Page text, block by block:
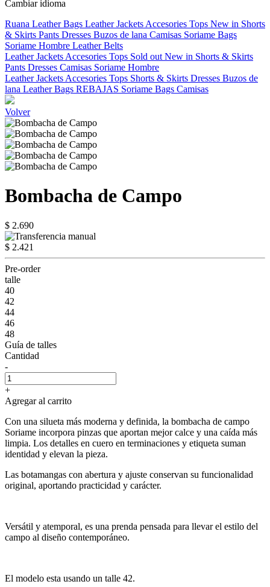
Cambiar idioma
Ruana Leather Bags Leather Jackets Accesories Tops New in Shorts
& Skirts Pants Dresses Buzos de lana Camisas Soriame Bags
Soriame Hombre Leather Belts
Leather Jackets Accesories Tops Sold out New in Shorts & Skirts
Pants Dresses Camisas Soriame Hombre
Leather Jackets Accesories Tops Shorts & Skirts Dresses Buzos de
lana Leather Bags REBAJAS Soriame Bags Camisas
Volver
Bombacha de Campo
$ 2.690
$ 2.421
Pre-order
talle
40
42
44
46
48
Guía de talles
Cantidad
-
+
Agregar al carrito
Con una silueta más moderna y definida, la bombacha de campo
Soriame incorpora pinzas que aportan mejor calce y una caída más
limpia. Los detalles en cuero en terminaciones y etiqueta suman
identidad y elevan la pieza.
Las botamangas con abertura y ajuste conservan su funcionalidad
original, aportando practicidad y carácter.
Versátil y atemporal, es una prenda pensada para llevar el estilo del
campo al diseño contemporáneo.
El modelo esta usando un talle 42.